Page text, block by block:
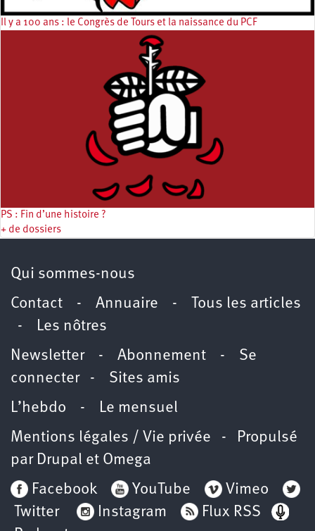
Il y a 100 ans : le Congrès de Tours et la naissance du PCF
PS : Fin d’une histoire ?
+ de dossiers
Qui sommes-nous
Contact - Annuaire -
Tous les articles
- Les nôtres
Newsletter- Abonnement - Se
connecter- Sites amis
L’hebdo - Le mensuel
Mentions légales / Vie privée - Propulsé
par Drupal et Omega
Facebook
YouTube
Vimeo
Twitter
Instagram
Flux RSS